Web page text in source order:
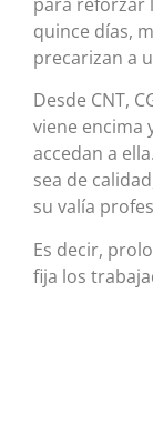
quince días,
precarizan a
Desde CNT,
viene encima
accedan a
sea de
su valía
Es decir,
fija los